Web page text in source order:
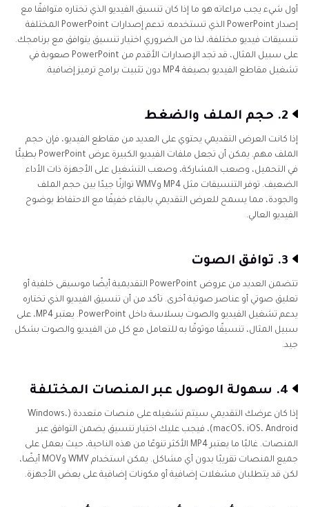
أول شيء يجب مراعاته هو ما إذا كان تنسيق الفيديو الذي تختاره متوافقًا مع
إصدار PowerPoint الذي تستخدمه. تدعم إصدارات PowerPoint المختلفة
تنسيقات فيديو مختلفة، لذا من الضروري اختيار تنسيق يتوافق مع برنامجك.
على سبيل المثال، قد تجد الإصدارات الأقدم من PowerPoint صعوبة في
تشغيل مقاطع الفيديو بصيغة MP4 دون تثبيت برامج ترميز إضافية.
2. حجم الملف والضغط
إذا كانت العرض التقديمي يحتوي على العديد من مقاطع الفيديو، فإن حجم
الملف مهم. يمكن أن تجعل ملفات الفيديو الكبيرة عرض PowerPoint بطيئًا
في التحميل، وصعب المشاركة، وصعب التشغيل على الأجهزة ذات الأداء
الضعيف. توفر التنسيقات مثل MP4 وWMV توازنًا جيدًا بين حجم الملف
والجودة، مما يسمح للعرض التقديمي بالبقاء خفيفًا مع الاحتفاظ بوضوح
الفيديو العالي.
3. توافق الصوت
تتضمن العديد من عروض PowerPoint التقديمية أيضًا موسيقى خلفية أو
تعليق صوتي أو عناصر صوتية أخرى. تأكد من أن تنسيق الفيديو الذي تختاره
يدعم تشغيل الفيديو والصوت بسلاسة داخل PowerPoint. يعتبر MP4، على
سبيل المثال، تنسيقًا موثوقًا به للتعامل مع كل من الفيديو والصوت بشكل
جيد.
4. سهولة الوصول عبر المنصات المختلفة
إذا كان عرضك التقديمي سيتم تشغيله على منصات متعددة (Windows،
macOS، iOS، Android)، فيجب عليك اختيار تنسيق يضمن التوافق عبر
المنصات. غالبًا ما يعتبر MP4 الأكثر تنوعًا من هذه الناحية، حيث يعمل على
جميع المنصات تقريبًا بدون أي مشاكل. يمكن استخدام WMV وMOV أيضًا،
لكن قد يتطلبان مشغلات إضافية أو مكونات إضافية على بعض الأجهزة.